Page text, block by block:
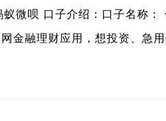
微呗 口子介绍：口子名称：
金融理财应用，想投资、急